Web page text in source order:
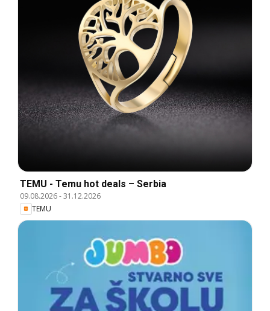
TEMU - Temu hot deals – Serbia
09.08.2026-31.12.2026
TEMU